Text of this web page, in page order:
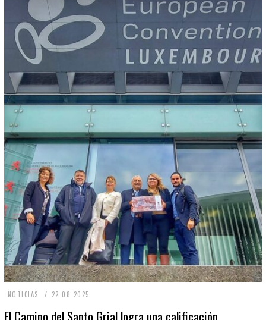
NOTICIAS 22.08.2025